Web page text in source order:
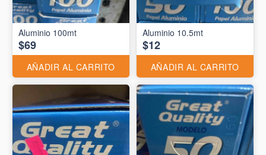
$69
AÑADIR AL CARRITO
Aluminio 10.5mt
$12
AÑADIR AL CARRITO